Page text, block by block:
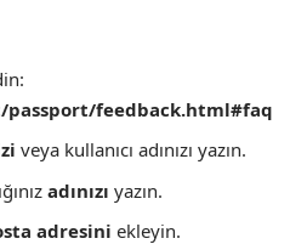
feedback.html#faq
veya kullanıcı adınızı yazın.
adınızı yazın.
adresini ekleyin.